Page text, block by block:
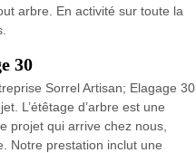
arbre. En activité sur toute la
30
Sorrel Artisan; Elagage 30
L’étêtage d’arbre est une
projet qui arrive chez nous,
Notre prestation inclut une